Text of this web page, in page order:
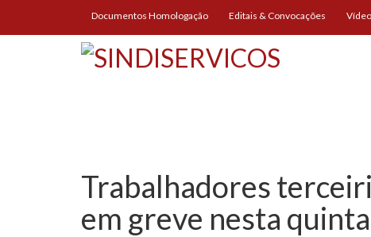
Documentos Homologação Editais & Convocações
Trabalhadores
em greve nesta